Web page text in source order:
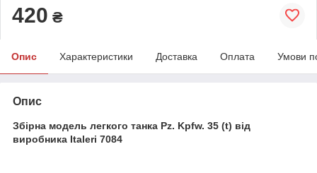
420 ₴
Опис Характеристики Доставка Оплата Умови
Опис
Збірна модель легкого танка Pz. Kpfw. 35 (t) від
виробника Italeri 7084